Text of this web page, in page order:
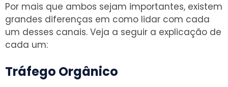
Por mais que ambos sejam importantes, existem
grandes diferenças em como lidar com cada
um desses canais. Veja a seguir a explicação de
cada um:
Tráfego Orgânico